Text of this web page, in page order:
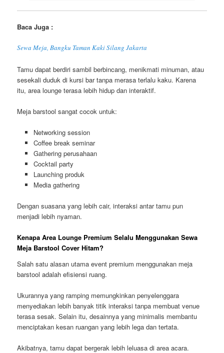
Baca Juga :
Sewa Meja, Bangku Taman Kaki Silang Jakarta
Tamu dapat berdiri sambil berbincang, menikmati minuman, atau
sesekali duduk di kursi bar tanpa merasa terlalu kaku. Karena
itu, area lounge terasa lebih hidup dan interaktif.
Meja barstool sangat cocok untuk:
Networking session
Coffee break seminar
Gathering perusahaan
Cocktail party
Launching produk
Media gathering
Dengan suasana yang lebih cair, interaksi antar tamu pun
menjadi lebih nyaman.
Kenapa Area Lounge Premium Selalu Menggunakan Sewa
Meja Barstool Cover Hitam?
Salah satu alasan utama event premium menggunakan meja
barstool adalah efisiensi ruang.
Ukurannya yang ramping memungkinkan penyelenggara
menyediakan lebih banyak titik interaksi tanpa membuat venue
terasa sesak. Selain itu, desainnya yang minimalis membantu
menciptakan kesan ruangan yang lebih lega dan tertata.
Akibatnya, tamu dapat bergerak lebih leluasa di area acara.